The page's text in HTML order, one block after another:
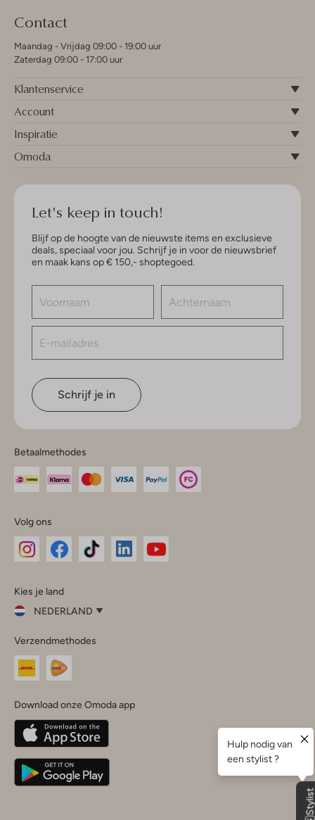
Contact
Maandag - Vrijdag 09:00 - 19:00 uur
Zaterdag 09:00 - 17:00 uur
Klantenservice
Account
Inspiratie
Omoda
Let's keep in touch!
Blijf op de hoogte van de nieuwste items en exclusieve
deals, speciaal voor jou. Schrijf je in voor de nieuwsbrief
en maak kans op € 150,- shoptegoed.
Schrijf je in
Betaalmethodes
Volg ons
InstagramFacebook
Kies je land
NEDERLAND
je
land
Nederland
Belgique(Français)
Deutschland
Verzendmethodes
Download onze Omoda app